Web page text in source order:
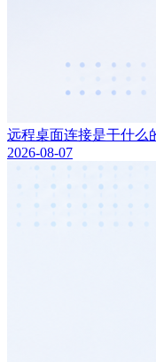
远程桌面连接是干什么
2026-08-07